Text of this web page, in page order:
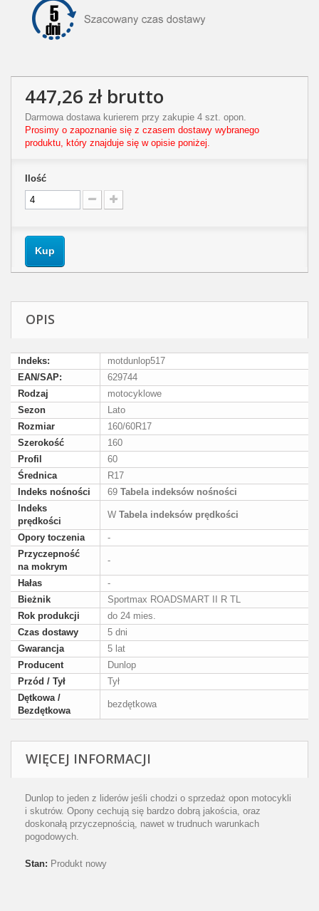
447,26 złbrutto
Darmowa dostawa kurierem przy zakupie 4 szt. opon.
Prosimy o zapoznanie się z czasem dostawy wybranego
produktu, który znajduje się w opisie poniżej.
Ilość
Kup
OPIS
Indeks:
motdunlop517
EAN/SAP:
629744
Rodzaj
motocyklowe
Sezon
Lato
Rozmiar
160/60R17
Szerokość
160
Profil
60
Średnica
R17
Indeks nośności
69 Tabela indeksów nośności
Indeks
prędkości
W Tabela indeksów prędkości
Opory toczenia
-
Przyczepność
na mokrym
-
Hałas
-
Bieżnik
Sportmax ROADSMART II R TL
Rok produkcji
do 24 mies.
Czas dostawy
5 dni
Gwarancja
5 lat
Producent
Dunlop
Przód / Tył
Tył
Dętkowa /
Bezdętkowa
bezdętkowa
WIĘCEJ INFORMACJI
Dunlop to jeden z liderów jeśli chodzi o sprzedaż opon motocykli
i skutrów. Opony cechują się bardzo dobrą jakościa, oraz
doskonałą przyczepnością, nawet w trudnuch warunkach
pogodowych.
Stan: Produkt nowy